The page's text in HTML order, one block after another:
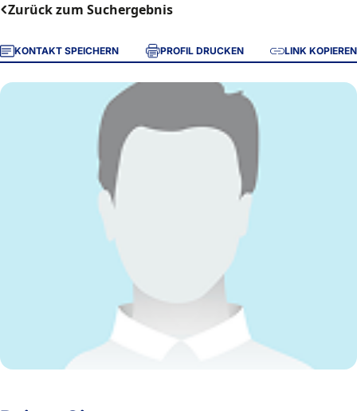
Zurück zum Suchergebnis
KONTAKT SPEICHERN PROFIL DRUCKEN LINK KOPIEREN